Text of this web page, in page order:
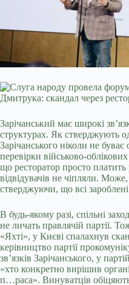
Зарічанський має широкі
структурах. Як стверджують
Зарічанського ніколи не
перевірки військово-
що ресторатор просто
відвідувачів не чіпляли.
стверджуючи, що всі
В будь-якому разі, спільні
не личать правлячій партії.
«Яхті», у Києві спалахнув
керівництво партії
зв’язків Зарічанського, у
«хто конкретно вирішив
п…раса». Винуватців